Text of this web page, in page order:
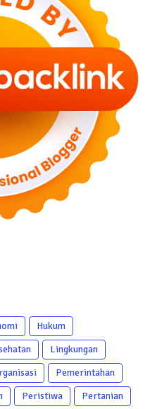
Hukum
Lingkungan
Pemerintahan
Peristiwa Pertanian